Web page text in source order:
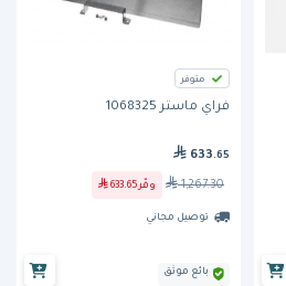
متوفر
فراي ماستر 1068325
633 .65
1,267.30 وفّر 633.65
توصيل مجاني
بائع موثق